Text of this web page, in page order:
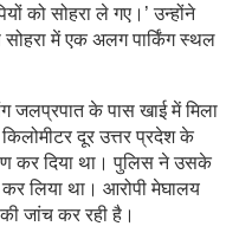
को सोहरा ले गए।’ उन्होंने
में एक अलग पार्किंग स्थल
जलप्रपात के पास खाई में मिला
दूर उत्तर प्रदेश के
कर दिया था। पुलिस ने उसके
कर लिया था। आरोपी मेघालय
जांच कर रही है।